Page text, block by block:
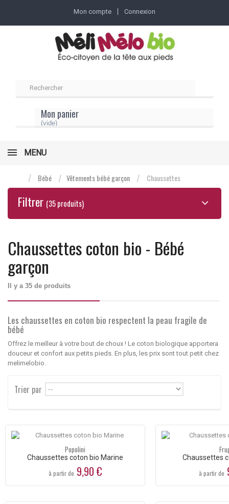
Mon compte Connexion
Mon panier
(vide)
MENU
Bébé Vêtements bébé garçon Chaussettes
Filtrer (35 produits)
Chaussettes coton bio - Bébé
garçon
Il y a 35 de produits
Les chaussettes en coton bio respectent la peau fragile de
bébé
Offrez le meilleur à votre bout de choux ! Le coton biologique apportera
douceur et confort aux petits pieds. En plus, les prix sont tout petit chez
melimelobio.
Trier par --
Popolini
Chaussettes coton bio Marine
à partir de 9,90 €
Chaussettes
à partir de